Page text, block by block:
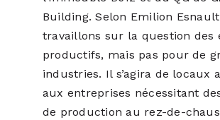
Building. Selon Emilion
travaillons sur la question des
productifs, mais pas pour de
industries. Il s’agira de locaux
aux entreprises nécessitant
de production au rez-de-